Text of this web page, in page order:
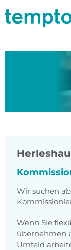
Wir suchen
Wenn Sie
übernehmen
Umfeld